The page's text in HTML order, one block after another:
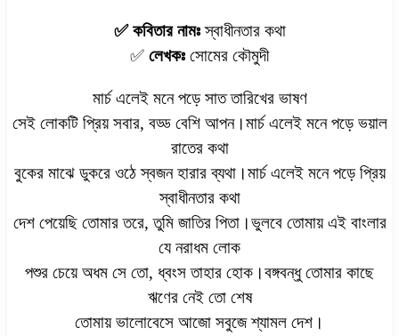
✅ কবিতার নামঃস্বাধীনতার কথা
✅ লেখকঃ সোমের কৌমুদী
মার্চ এলেই মনে পড়ে সাত তারিখের ভাষণ
সেই লোকটি প্রিয় সবার, বড্ড বেশি আপন।মার্চ এলেই মনে পড়ে ভয়াল
রাতের কথা
বুকের মাঝে ডুকরে ওঠে স্বজন হারার ব্যথা।মার্চ এলেই মনে পড়ে প্রিয়
স্বাধীনতার কথা
দেশ পেয়েছি তোমার তরে, তুমি জাতির পিতা।ভুলবে তোমায় এই বাংলার
যে নরাধম লোক
পশুর চেয়ে অধম সে তো, ধ্বংস তাহার হোক।বঙ্গবন্ধু তোমার কাছে
ঋণের নেই তো শেষ
তোমায় ভালোবেসে আজো সবুজে শ্যামল দেশ।